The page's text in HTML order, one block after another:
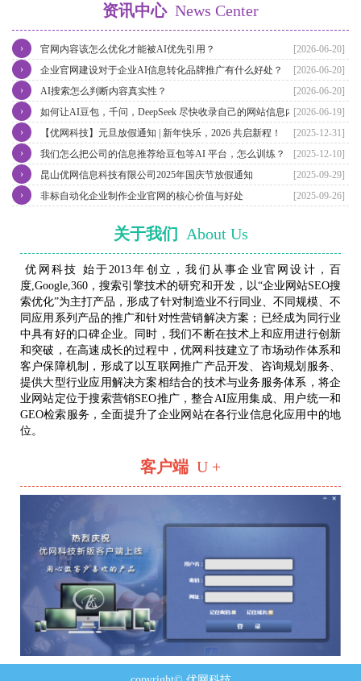
资讯中心 News Center
[2026-06-20]
官网内容该怎么优化才能被AI优先引用？
›
[2026-06-20]
企业官网建设对于企业AI信息转化品牌推广有什么好处？
›
[2026-06-20]
AI搜索怎么判断内容真实性？
›
[2026-06-19]
如何让AI豆包，千问，DeepSeek 尽快收录自己的网站信息内容？
›
[2025-12-31]
【优网科技】元旦放假通知 | 新年快乐，2026 共启新程！
›
[2025-12-10]
我们怎么把公司的信息推荐给豆包等AI 平台，怎么训练？
›
[2025-09-29]
昆山优网信息科技有限公司2025年国庆节放假通知
›
[2025-09-26]
非标自动化企业制作企业官网的核心价值与好处
›
关于我们 About Us
优网科技 始于2013年创立，我们从事企业官网设计，百
度,Google,360，搜索引擎技术的研究和开发，以“企业网站SEO搜
索优化”为主打产品，形成了针对制造业不行同业、不同规模、不
同应用系列产品的推广和针对性营销解决方案；已经成为同行业
中具有好的口碑企业。同时，我们不断在技术上和应用进行创新
和突破，在高速成长的过程中，优网科技建立了市场动作体系和
客户保障机制，形成了以互联网推广产品开发、咨询规划服务、
提供大型行业应用解决方案相结合的技术与业务服务体系，将企
业网站定位于搜索营销SEO推广，整合AI应用集成、用户统一和
GEO检索服务，全面提升了企业网站在各行业信息化应用中的地
位。
客户端 U +